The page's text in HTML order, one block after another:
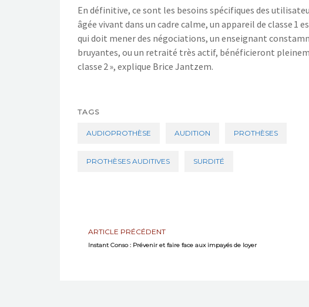
En définitive, ce sont les besoins spécifiques des
âgée vivant dans un cadre calme, un appareil de classe
qui doit mener des négociations, un enseignant
bruyantes, ou un retraité très actif, bénéficieront
classe 2 », explique Brice Jantzem.
TAGS
AUDIOPROTHÈSE AUDITION PROTHÈSES
PROTHÈSES AUDITIVES SURDITÉ
ARTICLE PRÉCÉDENT
Instant Conso : Prévenir et faire face aux impayés de loyer